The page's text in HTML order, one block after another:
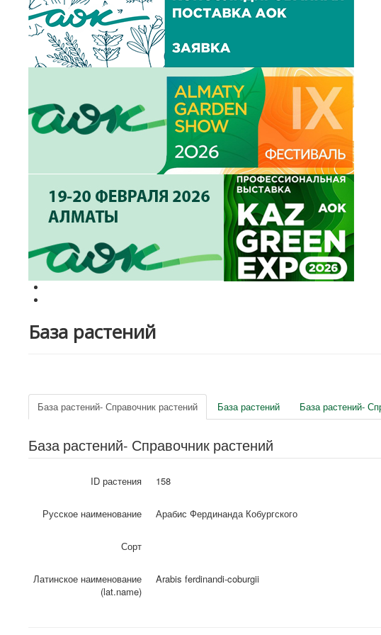
База растений
База растений- Справочник растений База растений База растений-
База растений- Справочник растений
ID растения 158
Русское наименование Арабис Фердинанда Кобургского
Сорт
Латинское наименование
(lat.name)
Arabis ferdinandi-coburgii